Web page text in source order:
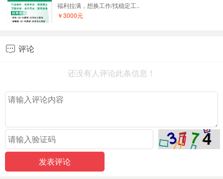
福利拉满，想换工作/找稳定工..
￥3000元
 评论
还没有人评论此条信息！